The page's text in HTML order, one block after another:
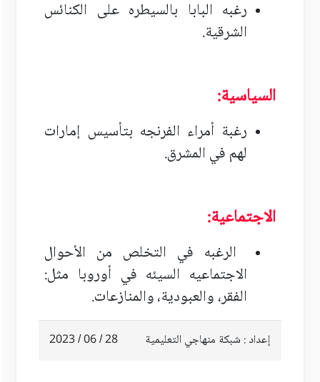
رغبه البابا بالسيطره على الكنائس
الشرقية.
السياسية:
رغبة أمراء الفرنجه بتأسيس إمارات
لهم في المشرق.
الاجتماعية:
الرغبه في التخلص من الأحوال
الاجتماعيه السيئه في أوروبا مثل:
الفقر، والعبودية،والمنازعات.
إعداد : شبكة منهاجي التعليمية 28 / 06 / 2023